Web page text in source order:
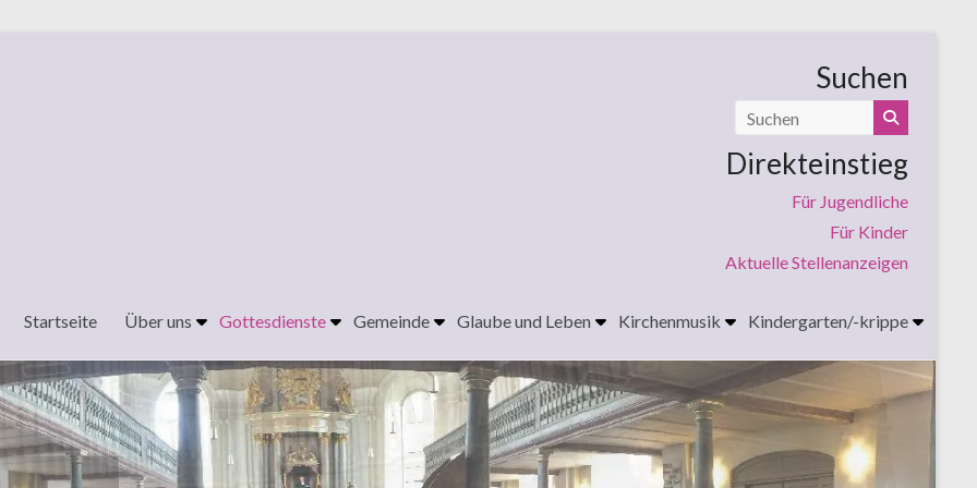
Suchen
Direkteinstieg
Für Jugendliche
Für Kinder
Aktuelle Stellenanzeigen
Startseite Über uns Gottesdienste Gemeinde Glaube und Leben Kirchenmusik Kindergarten/-krippe